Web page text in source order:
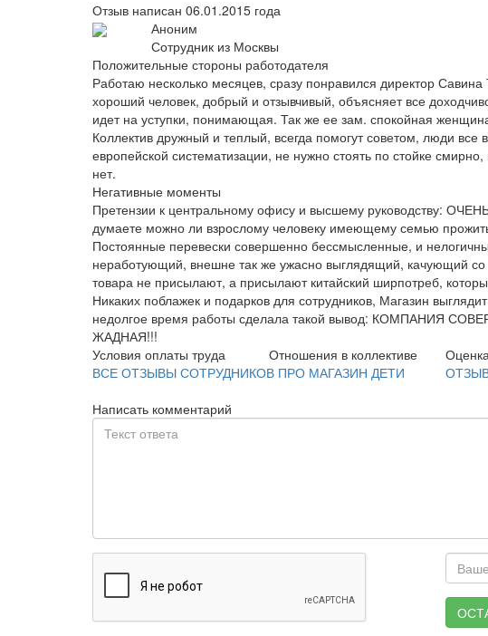
Отзыв написан 06.01.2015 года
Аноним
Сотрудник из Москвы
Положительные стороны работодателя
Работаю несколько месяцев, сразу понравился директор
хороший человек, добрый и отзывчивый, объясняет все
идет на уступки, понимающая. Так же ее зам. спокойная
Коллектив дружный и теплый, всегда помогут советом, люди все
европейской систематизации, не нужно стоять по стойке
нет.
Негативные моменты
Претензии к центральному офису и высшему руководству:
думаете можно ли взрослому человеку имеющему семью
Постоянные перевески совершенно бессмысленные, и
неработующий, внешне так же ужасно выглядящий, качующий со
товара не присылают, а присылают китайский ширпотреб,
Никаких поблажек и подарков для сотрудников, Магазин
недолгое время работы сделала такой вывод: КОМПАНИЯ
ЖАДНАЯ!!!
Условия оплаты труда
Отношения в коллективе
ВСЕ ОТЗЫВЫ СОТРУДНИКОВ ПРО МАГАЗИН ДЕТИ
Написать комментарий